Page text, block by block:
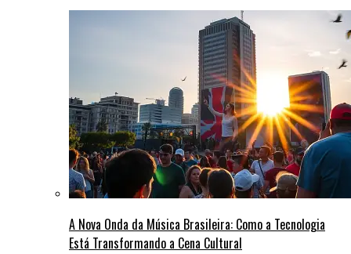
A Nova Onda da Música Brasileira: Como a Tecnologia
Está Transformando a Cena Cultural